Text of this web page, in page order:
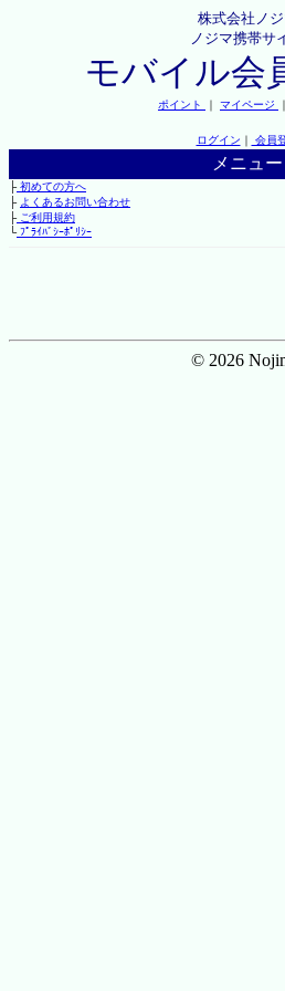
株式会社ノ
ノジマ携帯サ
モバイル会
ポイント ｜ マイページ
ログイン ｜ 会員
メニュー
├初めての方へ
├ よくあるお問い合わせ
├ご利用規約
└ﾌﾟﾗｲﾊﾞｼｰﾎﾟﾘｼｰ
© 2026